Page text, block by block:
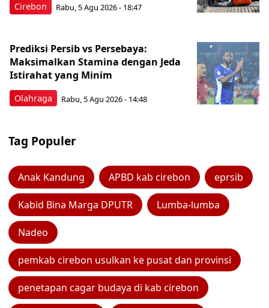
Cirebon Rabu, 5 Agu 2026 - 18:47
Olahraga
Prediksi Persib vs Persebaya:
Maksimalkan Stamina dengan Jeda
Istirahat yang Minim
Rabu, 5 Agu 2026 - 14:48
Tag Populer
Anak Kandung APBD kab cirebon eprsib
Kabid Bina Marga DPUTR Lumba-lumba
Nadeo
pemkab cirebon usulkan ke pusat dan provinsi
penetapan cagar budaya di kab cirebon